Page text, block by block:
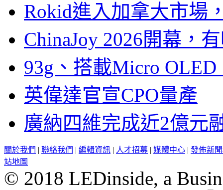
Rokid進入加拿大市場
ChinaJoy 2026開幕，
93g、搭載Micro
英偉達官宣CPO量產
廣納四維完成近2億元
關於我們 | 聯絡我們 | 編輯資訊 | 人才招募 | 媒體中心 | 發佈新
站地圖
© 2018 LEDinside, a